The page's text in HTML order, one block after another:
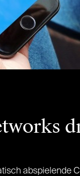
abspielende